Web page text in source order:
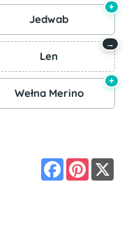
Jedwab
+
Len
→
Wełna Merino
+
Facebook
Pinterest